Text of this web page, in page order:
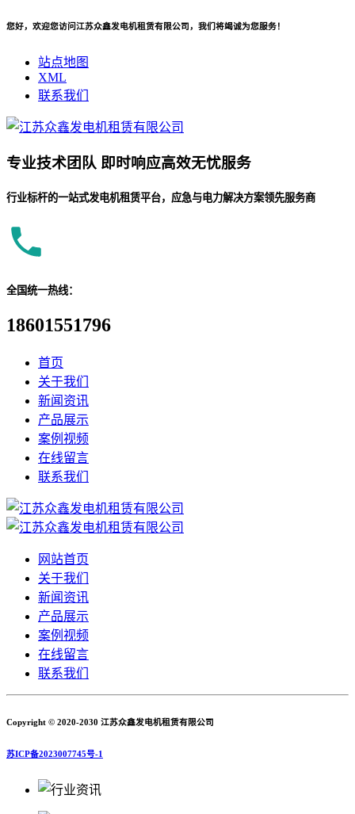
您好，欢迎您访问江苏众鑫发电机租赁有限公司，我们将竭诚为您服务！
站点地图
XML
联系我们
专业技术团队 即时响应高效无忧服务
行业标杆的一站式发电机租赁平台，应急与电力解决方案领先服务商
全国统一热线：
18601551796
首页
关于我们
新闻资讯
产品展示
案例视频
在线留言
联系我们
网站首页
关于我们
新闻资讯
产品展示
案例视频
在线留言
联系我们
Copyright © 2020-2030 江苏众鑫发电机租赁有限公司
苏ICP备2023007745号-1